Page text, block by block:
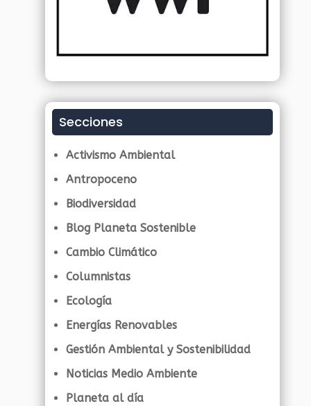
Secciones
Activismo Ambiental
Antropoceno
Biodiversidad
Blog Planeta Sostenible
Cambio Climático
Columnistas
Ecología
Energías Renovables
Gestión Ambiental y Sostenibilidad
Noticias Medio Ambiente
Planeta al día